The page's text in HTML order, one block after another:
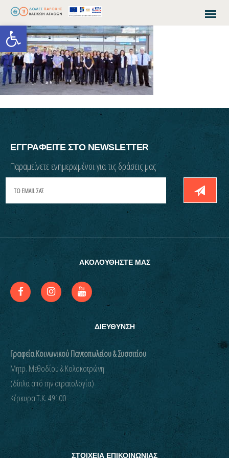
Open toolbar
ΕΓΓΡΑΦΕΙΤΕ ΣΤΟ NEWSLETTER
Παραμείνετε ενημερωμένοι για τις δράσεις μας
ΑΚΟΛΟΥΘΗΣΤΕ ΜΑΣ
ΔΙΕΥΘΥΝΣΗ
Γραφεία Κοινωνικού Παντοπωλείου & Συσσιτίου
Μητρ. Μεθοδίου & Κολοκοτρώνη
(δίπλα από την στρατολογία)
Kέρκυρα Τ.Κ. 49100
ΣΤΟΙΧΕΙΑ ΕΠΙΚΟΙΝΩΝΙΑΣ